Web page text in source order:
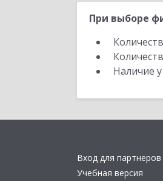
При выборе
Наличие
Вход для
Учебная версия